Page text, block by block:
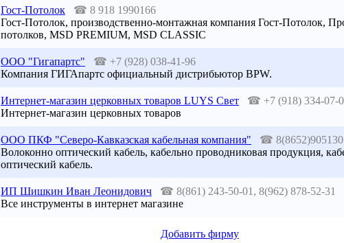
Гост-Потолок ☎ 8 918 1990166
Гост-Потолок, производственно-монтажная компания Гост-Потолок,
потолков, MSD PREMIUM, MSD CLASSIC
ООО "Гигапартс" ☎ +7 (928) 038-41-96
Компания ГИГАпартс официальный дистрибьютор BPW.
Интернет-магазин церковных товаров LUYS Свет ☎ +7 (918) 334-07-
Интернет-магазин церковных товаров
ООО ПКФ "Северо-Кавказская кабельная компания" ☎ 8(8652)905130
Волоконно оптический кабель, кабельно проводниковая продукция,
оптический кабель.
ИП Шишкин Иван Леонидович ☎ 8(861) 243-50-01, 8(962) 878-52-31
Все инструменты в интернет магазине
Добавить фирму